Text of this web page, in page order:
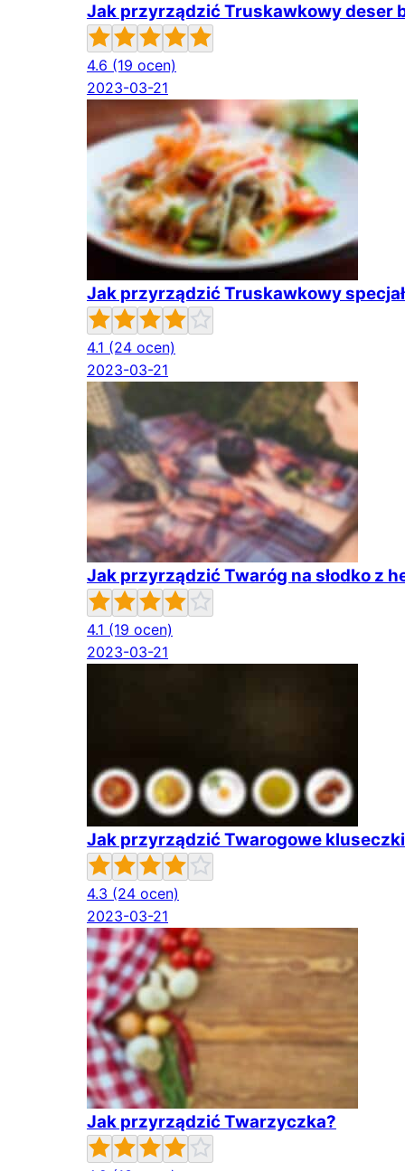
Jak przyrządzić Truskawkowy deser
4.6 (19 ocen)
2023-03-21
Jak przyrządzić Truskawkowy
4.1 (24 ocen)
2023-03-21
Jak przyrządzić Twaróg na słodko z
4.1 (19 ocen)
2023-03-21
Jak przyrządzić Twarogowe
4.3 (24 ocen)
2023-03-21
Jak przyrządzić Twarzyczka?